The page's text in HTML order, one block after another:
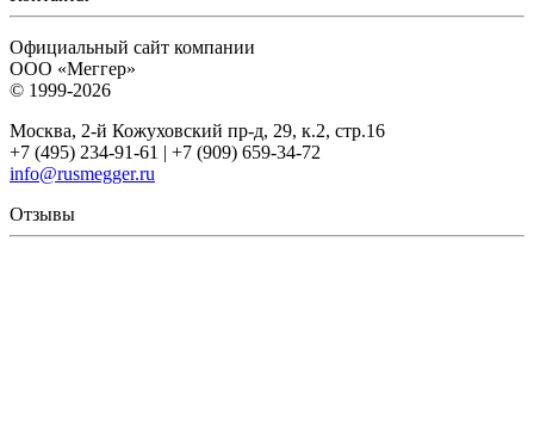
Официальный сайт компании
ООО «Меггер»
© 1999-2026
Москва, 2-й Кожуховский пр-д, 29, к.2, стр.16
+7 (495) 234-91-61 | +7 (909) 659-34-72
info@rusmegger.ru
Отзывы